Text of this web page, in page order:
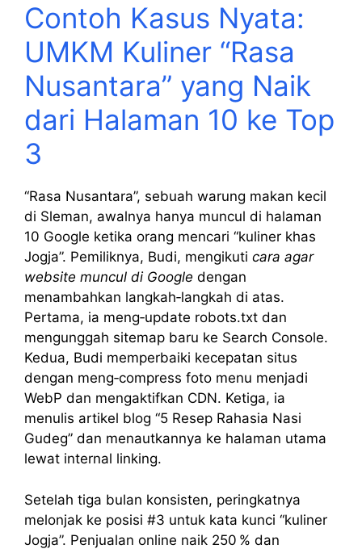
Contoh Kasus Nyata:
UMKM Kuliner “Rasa
Nusantara” yang Naik
dari Halaman 10 ke Top
3
“Rasa Nusantara”, sebuah warung makan kecil
di Sleman, awalnya hanya muncul di halaman
10 Google ketika orang mencari “kuliner khas
Jogja”. Pemiliknya, Budi, mengikuti cara agar
website muncul di Google dengan
menambahkan langkah‑langkah di atas.
Pertama, ia meng‑update robots.txt dan
mengunggah sitemap baru ke Search Console.
Kedua, Budi memperbaiki kecepatan situs
dengan meng‑compress foto menu menjadi
WebP dan mengaktifkan CDN. Ketiga, ia
menulis artikel blog “5 Resep Rahasia Nasi
Gudeg” dan menautkannya ke halaman utama
lewat internal linking.
Setelah tiga bulan konsisten, peringkatnya
melonjak ke posisi #3 untuk kata kunci “kuliner
Jogja”. Penjualan online naik 250 % dan